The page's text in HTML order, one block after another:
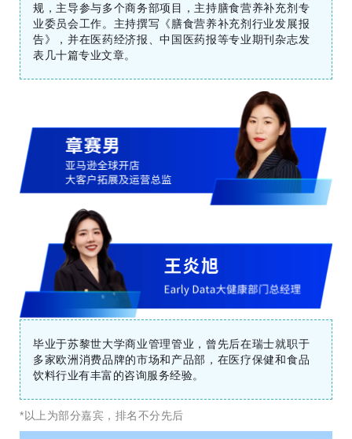
规，主导参与多个商务部项目，主持膳食营养补充剂专
业委员会工作。主持撰写《膳食营养补充剂行业发展报
告》，并在医药经济报、中国医药报等专业期刊杂志发
表几十篇专业文章。
毕业于苏黎世大学商业管理管业，曾先后在瑞士就职于
多家欧洲消费品牌的市场和产品部，在医疗保健和食品
饮料行业有丰富的咨询服务经验。
*以上为部分嘉宾，排名不分先后